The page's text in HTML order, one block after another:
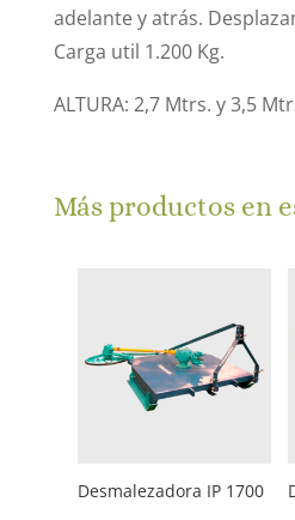
adelante y atrás.
Carga util 1.200 Kg.
ALTURA: 2,7 Mtrs. y 3,5
Más productos en
Desmalezadora IP 1700